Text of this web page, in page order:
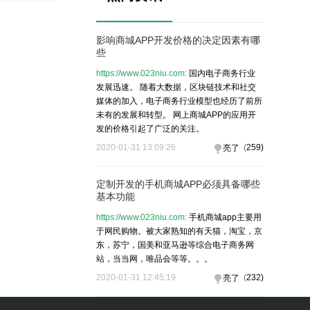
影响商城APP开发价格的决定因素有哪
些
https://www.023niu.com: 国内电子商务行业
发展迅速。 随着大数据，区块链技术和社交
媒体的加入，电子商务行业模型也经历了前所
未有的发展和转型。 网上商城APP的应用开
发的价格引起了广泛的关注。
2020-01-31 13:09:26
)
259
(
亮了
定制开发的手机商城APP必须具备哪些
基本功能
https://www.023niu.com: 手机商城app主要用
于网民购物。被大家熟知的有天猫，淘宝，京
东，苏宁，国美和亚马逊等综合电子商务网
站，当当网，唯品会等等。。。
2020-01-31 12:45:19
)
232
(
亮了